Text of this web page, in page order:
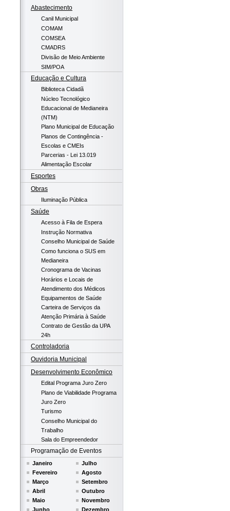
Abastecimento
Canil Municipal
COMAM
COMSEA
CMADRS
Divisão de Meio Ambiente
SIM/POA
Educação e Cultura
Biblioteca Cidadã
Núcleo Tecnológico
Educacional de Medianeira
(NTM)
Plano Municipal de Educação
Planos de Contingência -
Escolas e CMEIs
Parcerias - Lei 13.019
Alimentação Escolar
Esportes
Obras
Iluminação Pública
Saúde
Acesso à Fila de Espera
Instrução Normativa
Conselho Municipal de Saúde
Como funciona o SUS em
Medianeira
Cronograma de Vacinas
Horários e Locais de
Atendimento dos Médicos
Equipamentos de Saúde
Carteira de Serviços da
Atenção Primária à Saúde
Contrato de Gestão da UPA
24h
Controladoria
Ouvidoria Municipal
Desenvolvimento Econômico
Edital Programa Juro Zero
Plano de Viabilidade Programa
Juro Zero
Turismo
Conselho Municipal do
Trabalho
Sala do Empreendedor
Programação de Eventos
Janeiro
Fevereiro
Março
Abril
Maio
Junho
Julho
Agosto
Setembro
Outubro
Novembro
Dezembro